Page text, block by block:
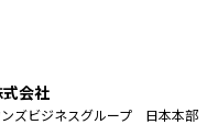
会社
ズビジネスグループ 日本本部